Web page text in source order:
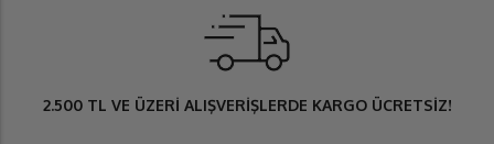
2.500 TL VE ÜZERİ ALIŞVERİŞLERDE KARGO ÜCRETSİZ!